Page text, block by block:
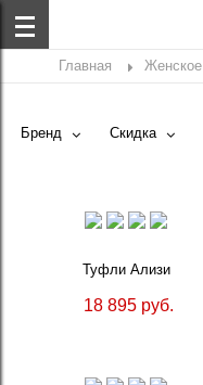
Главная Женское
Бренд Скидка
Туфли Ализи
18 895 руб.